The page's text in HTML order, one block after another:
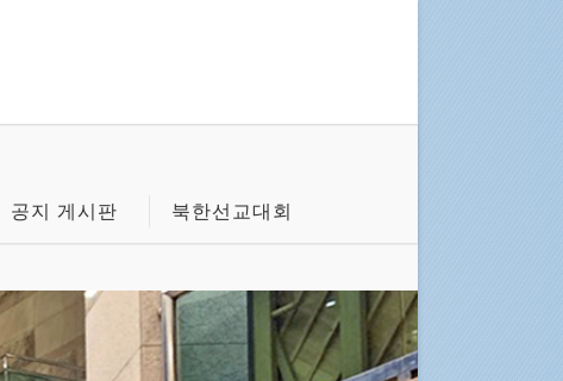
공지 게시판 북한선교대회